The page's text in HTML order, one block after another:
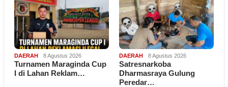
DAERAH 8 Agustus 2026
Turnamen Maraginda Cup
I di Lahan Reklam…
DAERAH 8 Agustus 2026
Satresnarkoba
Dharmasraya Gulung
Peredar…